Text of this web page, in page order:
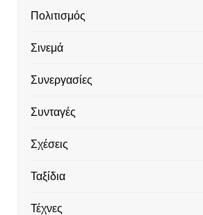
Πολιτισμός
Σινεμά
Συνεργασίες
Συνταγές
Σχέσεις
Ταξίδια
Τέχνες